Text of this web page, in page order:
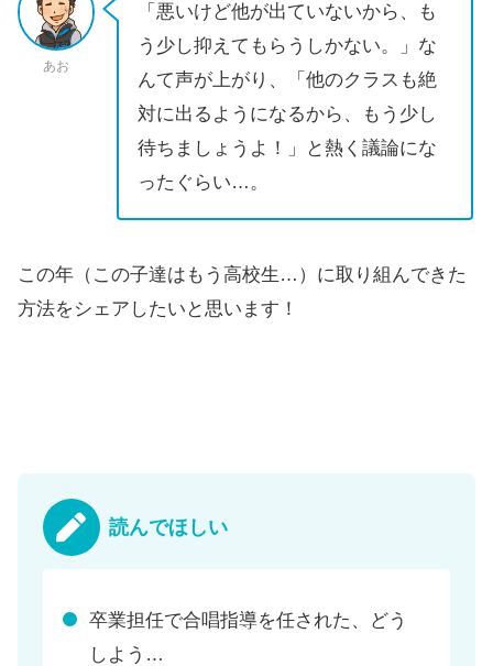
あお
「悪いけど他が出ていないから、も
う少し抑えてもらうしかない。」な
んて声が上がり、「他のクラスも絶
対に出るようになるから、もう少し
待ちましょうよ！」と熱く議論にな
ったぐらい…。
この年（この子達はもう高校生…）に取り組んできた
方法をシェアしたいと思います！
読んでほしい
卒業担任で合唱指導を任された、どう
しよう…